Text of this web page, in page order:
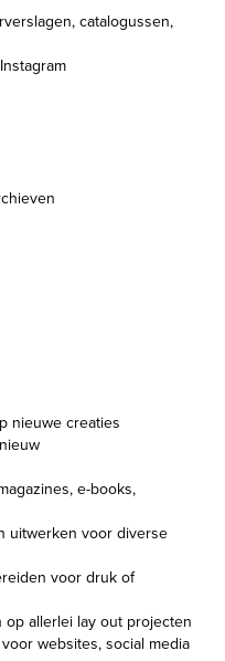
catalogussen,
nieuwe creaties
e-books,
uitwerken voor diverse
voor druk of
allerlei lay out projecten
websites, social media